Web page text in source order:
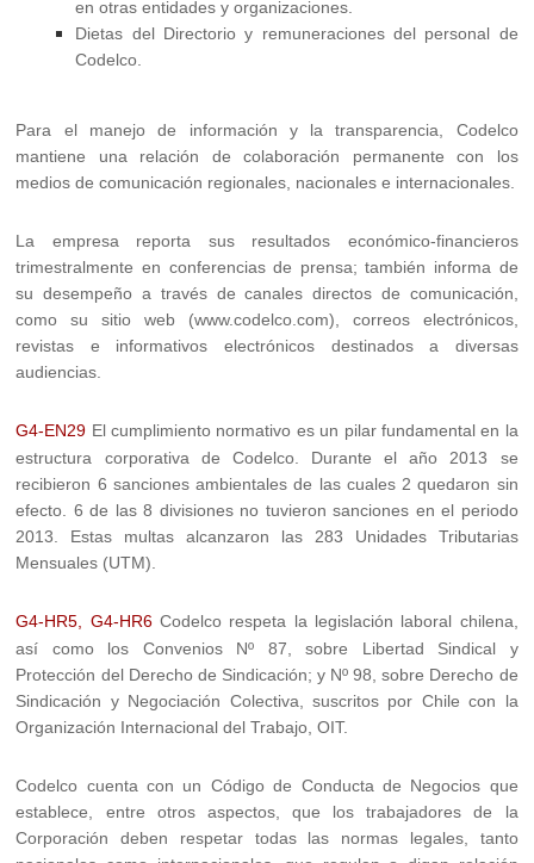
en otras entidades y organizaciones.
Dietas del Directorio y remuneraciones del personal de
Codelco.
Para el manejo de información y la transparencia, Codelco
mantiene una relación de colaboración permanente con los
medios de comunicación regionales, nacionales e internacionales.
La empresa reporta sus resultados económico-financieros
trimestralmente en conferencias de prensa; también informa de
su desempeño a través de canales directos de comunicación,
como su sitio web (www.codelco.com), correos electrónicos,
revistas e informativos electrónicos destinados a diversas
audiencias.
G4-EN29 El cumplimiento normativo es un pilar fundamental en la
estructura corporativa de Codelco. Durante el año 2013 se
recibieron 6 sanciones ambientales de las cuales 2 quedaron sin
efecto. 6 de las 8 divisiones no tuvieron sanciones en el periodo
2013. Estas multas alcanzaron las 283 Unidades Tributarias
Mensuales (UTM).
G4-HR5, G4-HR6Codelco respeta la legislación laboral chilena,
así como los Convenios Nº 87, sobre Libertad Sindical y
Protección del Derecho de Sindicación; y Nº 98, sobre Derecho de
Sindicación y Negociación Colectiva, suscritos por Chile con la
Organización Internacional del Trabajo, OIT.
Codelco cuenta con un Código de Conducta de Negocios que
establece, entre otros aspectos, que los trabajadores de la
Corporación deben respetar todas las normas legales, tanto